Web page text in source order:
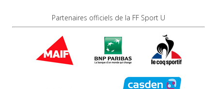
Partenaires officiels de la FF Sport U